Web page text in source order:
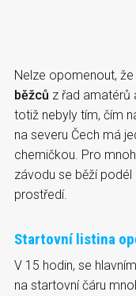
Nelze opomenout,
běžců z řad amatérů
totiž nebyly tím, čím
na severu Čech má
chemičkou. Pro
závodu se běží podél
prostředí.
Startovní listina
V 15 hodin, se
na startovní čáru